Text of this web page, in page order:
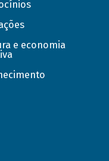
e economia